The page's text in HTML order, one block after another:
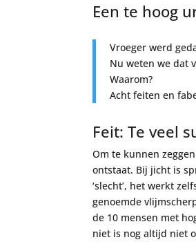
Een te hoog
Vroeger werd
Nu weten we dat
Waarom?
Acht feiten en
Feit: Te veel
Om te kunnen
ontstaat. Bij jicht is
‘slecht’, het werkt
genoemde
de 10 mensen met
niet is nog altijd niet